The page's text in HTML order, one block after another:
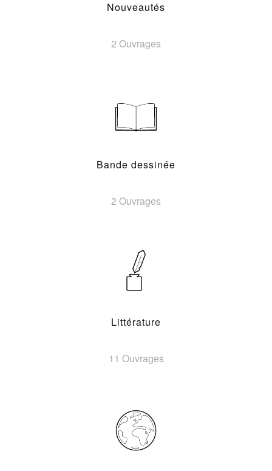
Nouveautés
2 Ouvrages
Bande dessinée
2 Ouvrages
Littérature
11 Ouvrages